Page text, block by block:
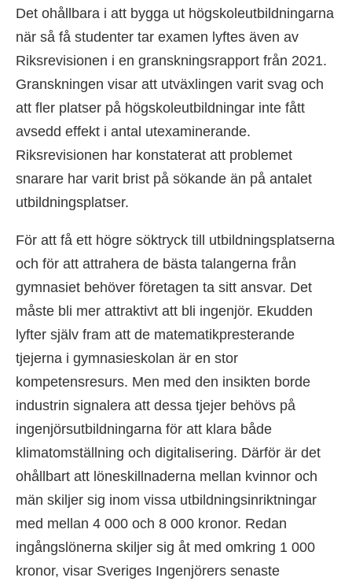
Det ohållbara i att bygga ut högskoleutbildningarna
när så få studenter tar examen lyftes även av
Riksrevisionen i en granskningsrapport från 2021.
Granskningen visar att utväxlingen varit svag och
att fler platser på högskoleutbildningar inte fått
avsedd effekt i antal utexaminerande.
Riksrevisionen har konstaterat att problemet
snarare har varit brist på sökande än på antalet
utbildningsplatser.
För att få ett högre söktryck till utbildningsplatserna
och för att attrahera de bästa talangerna från
gymnasiet behöver företagen ta sitt ansvar. Det
måste bli mer attraktivt att bli ingenjör. Ekudden
lyfter själv fram att de matematikpresterande
tjejerna i gymnasieskolan är en stor
kompetensresurs. Men med den insikten borde
industrin signalera att dessa tjejer behövs på
ingenjörsutbildningarna för att klara både
klimatomställning och digitalisering. Därför är det
ohållbart att löneskillnaderna mellan kvinnor och
män skiljer sig inom vissa utbildningsinriktningar
med mellan 4 000 och 8 000 kronor. Redan
ingångslönerna skiljer sig åt med omkring 1 000
kronor, visar Sveriges Ingenjörers senaste